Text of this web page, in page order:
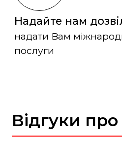
Надайте нам
надати Вам
послуги
Відгуки